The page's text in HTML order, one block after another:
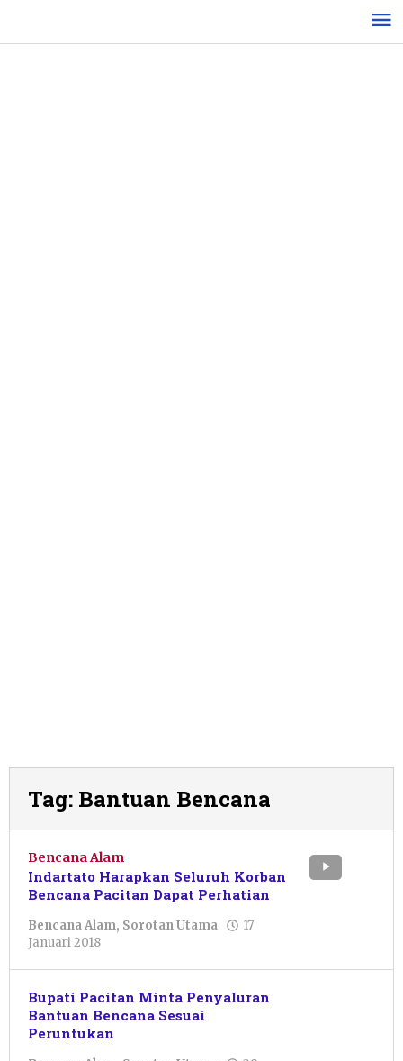
konten
Tag: Bantuan Bencana
Bencana Alam
Indartato Harapkan Seluruh Korban
Bencana Pacitan Dapat Perhatian
Bencana Alam, Sorotan Utama
17
Januari 2018
Bupati Pacitan Minta Penyaluran
Bantuan Bencana Sesuai
Peruntukan